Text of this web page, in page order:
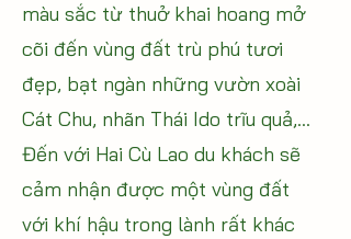
màu sắc từ thuở khai hoang mở
cõi đến vùng đất trù phú tươi
đẹp, bạt ngàn những vườn xoài
Cát Chu, nhãn Thái Ido trĩu quả,...
Đến với Hai Cù Lao du khách sẽ
cảm nhận được một vùng đất
với khí hậu trong lành rất khác